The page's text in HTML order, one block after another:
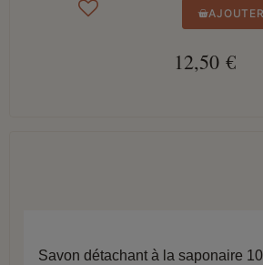
12,50 €
Savon détachant à la saponaire